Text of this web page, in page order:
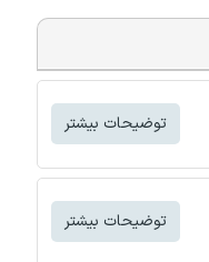
توضیحات بیشتر
توضیحات بیشتر